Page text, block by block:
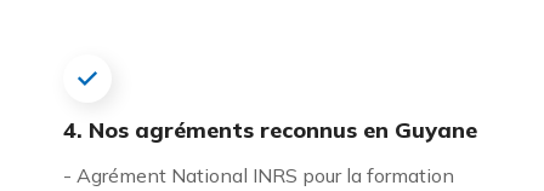
4. Nos agréments reconnus en Guyane
- Agrément National INRS pour la formation